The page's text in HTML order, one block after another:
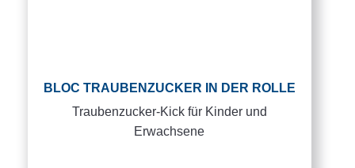
BLOC TRAUBENZUCKER IN DER ROLLE
Traubenzucker-Kick für Kinder und
Erwachsene